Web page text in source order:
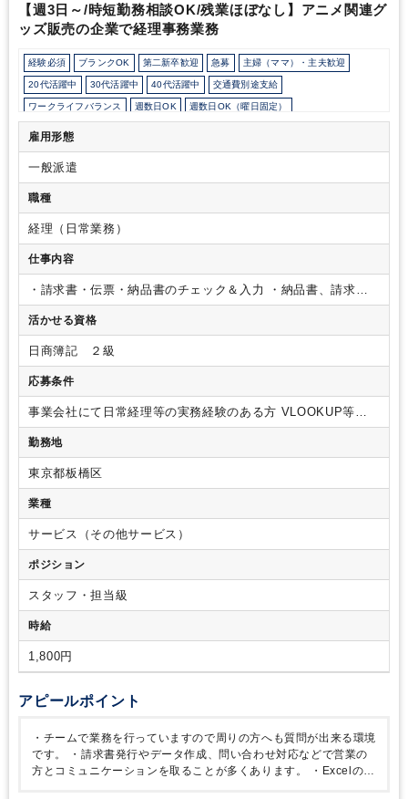
横浜市西区北幸2丁目3-19 日総第8ビル（成和ビル）4階 電車：
JR「横浜駅」西口より徒歩5分 ■働き方
ため、出勤時間を遅くしたり退勤時間を早めたりする等、ご自身の
生活に合わせて働くことができます！・ご希望に応じて、最短半
年で正社員化の可能性もございます。直近1年以内で6名のパート
の方が正社員に切り替わっております。■その他
・新卒採用にも
力を入れているほか、現在働いているアシスタントスタッフも、未
経験から始めたメンバーばかりです。
も、ブランクのある方でも、『わからないことは調べる前になんで
も聞いて！』と気軽に相談できる環境でサポートします！
スタント実務を通して一歩ずつスキルアップを重ね、担当クライア
ントを持つ税務コンサルタントへのキャリアアップももちろん可能
です。
【週3日～/時短勤務相談OK/残業ほぼなし】アニメ関連グ
ッズ販売の企業で経理事務業務
経験必須 ブランクOK 第二新卒歓迎 急募 主婦（ママ）・主夫歓迎
20代活躍中 30代活躍中 40代活躍中 交通費別途支給
ワークライフバランス 週数日OK 週数日OK（曜日固定）
時短勤務の相談OK 勤務開始時間の相談OK 勤務終了時間の相談OK 朝遅め
10時以降出社OK
残業少なめ
ドリンクサービスあり オフィスが分煙 派遣スタッフ活躍中
バイク・自転車通勤OK
業務手順等のOJT
雇用形態
一般派遣
職種
経理（日常業務）
仕事内容
・請求書・伝票・納品書のチェック＆入力
・納品書、請求書
などの突合確認・Excelでの売上データ集計などの加工・取り
込み・メール対応、電話対応（外線はなく内線のみで10～15
ポート業務もお願いする可能性があります。
活かせる資格
日商簿記 ２級
応募条件
事業会社にて日常経理等の実務経験のある方 VLOOKUP等の
Excel操作の経験がある方
勤務地
東京都板橋区
業種
サービス（その他サービス）
ポジション
スタッフ・担当級
時給
1,800円
アピールポイント
・チームで業務を行っていますので周りの方へも質問が出来る環境
です。
・請求書発行やデータ作成、問い合わせ対応などで営業の
方とコミュニケーションを取ることが多くあります。
・Excelの